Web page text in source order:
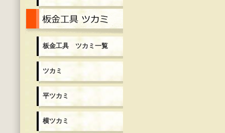
板金工具 ツカミ一覧
ツカミ
平ツカミ
横ツカミ